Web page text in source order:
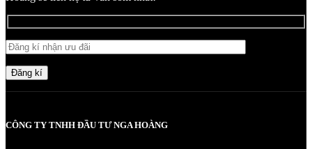
Đăng kí
CÔNG TY TNHH ĐẦU TƯ NGA HOÀNG